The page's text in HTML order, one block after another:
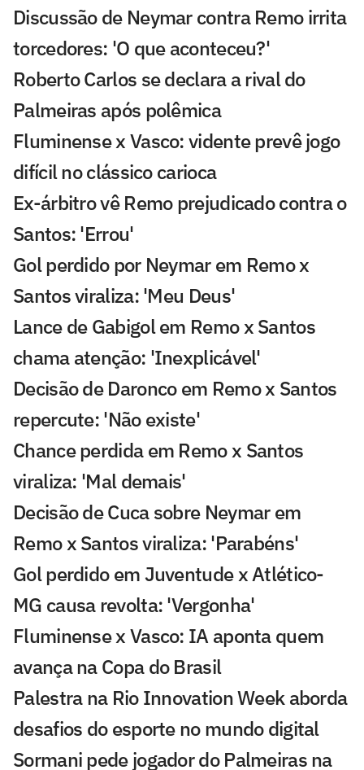
Discussão de Neymar contra Remo irrita
torcedores: 'O que aconteceu?'
Roberto Carlos se declara a rival do
Palmeiras após polêmica
Fluminense x Vasco: vidente prevê jogo
difícil no clássico carioca
Ex-árbitro vê Remo prejudicado contra o
Santos: 'Errou'
Gol perdido por Neymar em Remo x
Santos viraliza: 'Meu Deus'
Lance de Gabigol em Remo x Santos
chama atenção: 'Inexplicável'
Decisão de Daronco em Remo x Santos
repercute: 'Não existe'
Chance perdida em Remo x Santos
viraliza: 'Mal demais'
Decisão de Cuca sobre Neymar em
Remo x Santos viraliza: 'Parabéns'
Gol perdido em Juventude x Atlético-
MG causa revolta: 'Vergonha'
Fluminense x Vasco: IA aponta quem
avança na Copa do Brasil
Palestra na Rio Innovation Week aborda
desafios do esporte no mundo digital
Sormani pede jogador do Palmeiras na